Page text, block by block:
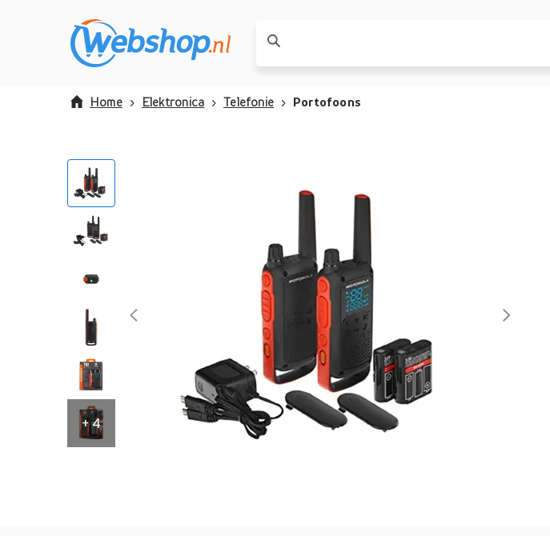
Home Elektronica Telefonie Portofoons
+ 4